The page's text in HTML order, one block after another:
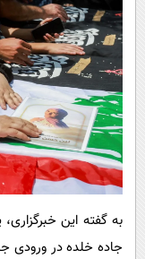
به گفته این
جاده خلده در ورودی